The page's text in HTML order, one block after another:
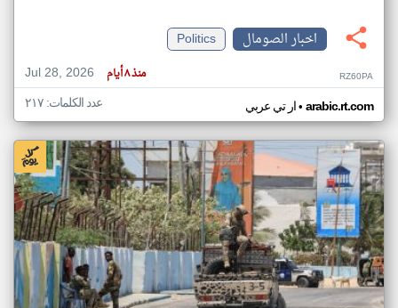
اخبار الصومال
Politics
Jul 28, 2026
منذ ٨ أيام RZ60PA
ار تي عربي• arabic.rt.com عدد الكلمات: ٢١٧